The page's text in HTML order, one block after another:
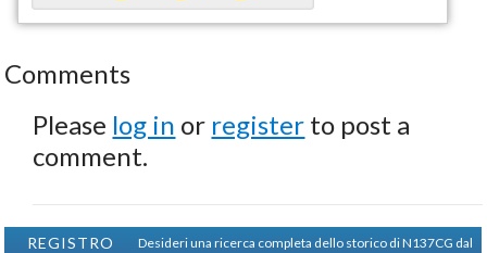
Comments
Please log in or register to post a
comment.
REGISTRO
Desideri una ricerca completa dello storico di N137CG dal